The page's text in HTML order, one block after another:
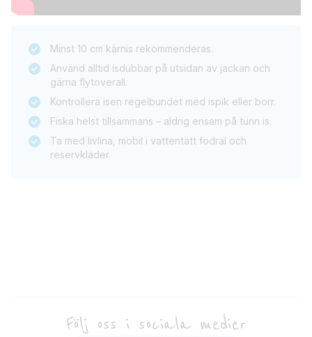
Minst 10 cm kärnis rekommenderas.
Använd alltid isdubbar på utsidan av jackan och
gärna flytoverall.
Kontrollera isen regelbundet med ispik eller borr.
Fiska helst tillsammans – aldrig ensam på tunn is.
Ta med livlina, mobil i vattentätt fodral och
reservkläder.
Följ oss i sociala medier